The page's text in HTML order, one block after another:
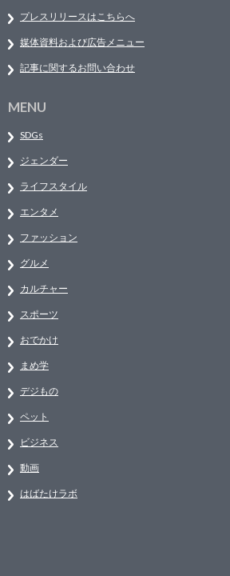
プレスリリースはこちらへ
媒体資料および広告メニュー
記事に関するお問い合わせ
MENU
SDGs
ジェンダー
ライフスタイル
エンタメ
ファッション
グルメ
カルチャー
スポーツ
おでかけ
まめ学
デジもの
ペット
ビジネス
動画
はばたけラボ